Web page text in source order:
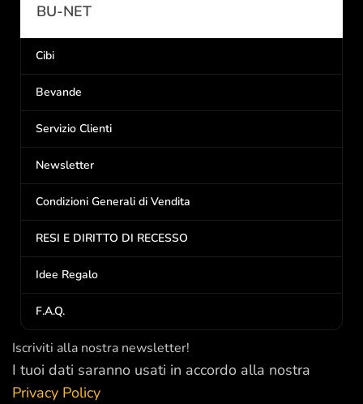
BU-NET
Cibi
Bevande
Servizio Clienti
Newsletter
Condizioni Generali di Vendita
RESI E DIRITTO DI RECESSO
Idee Regalo
F.A.Q.
Iscriviti alla nostra newsletter!
I tuoi dati saranno usati in accordo alla nostra
Privacy Policy